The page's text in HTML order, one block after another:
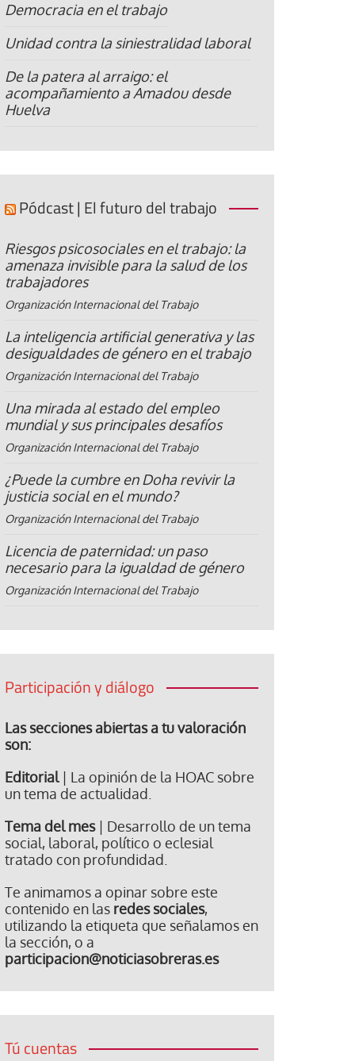
Democracia en el trabajo
Unidad contra la siniestralidad laboral
De la patera al arraigo: el
acompañamiento a Amadou desde
Huelva
Pódcast | El futuro del trabajo
Riesgos psicosociales en el trabajo: la
amenaza invisible para la salud de los
trabajadores
Organización Internacional del Trabajo
La inteligencia artificial generativa y las
desigualdades de género en el trabajo
Organización Internacional del Trabajo
Una mirada al estado del empleo
mundial y sus principales desafíos
Organización Internacional del Trabajo
¿Puede la cumbre en Doha revivir la
justicia social en el mundo?
Organización Internacional del Trabajo
Licencia de paternidad: un paso
necesario para la igualdad de género
Organización Internacional del Trabajo
Participación y diálogo
Las secciones abiertas a tu valoración
son:
Editorial| La opinión de la HOAC sobre
un tema de actualidad.
Tema del mes| Desarrollo de un tema
social, laboral, político o eclesial
tratado con profundidad.
Te animamos a opinar sobre este
contenido en las redes sociales,
utilizando la etiqueta que señalamos en
la sección, o a
participacion@noticiasobreras.es
Tú cuentas